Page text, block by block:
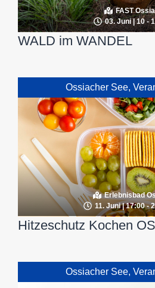
FAST
03. Juni | 10 -
WALD im WANDEL
Ossiacher See,
Erlebnisbad
11. Juni | 17:00 -
Hitzeschutz Kochen
Ossiacher See,